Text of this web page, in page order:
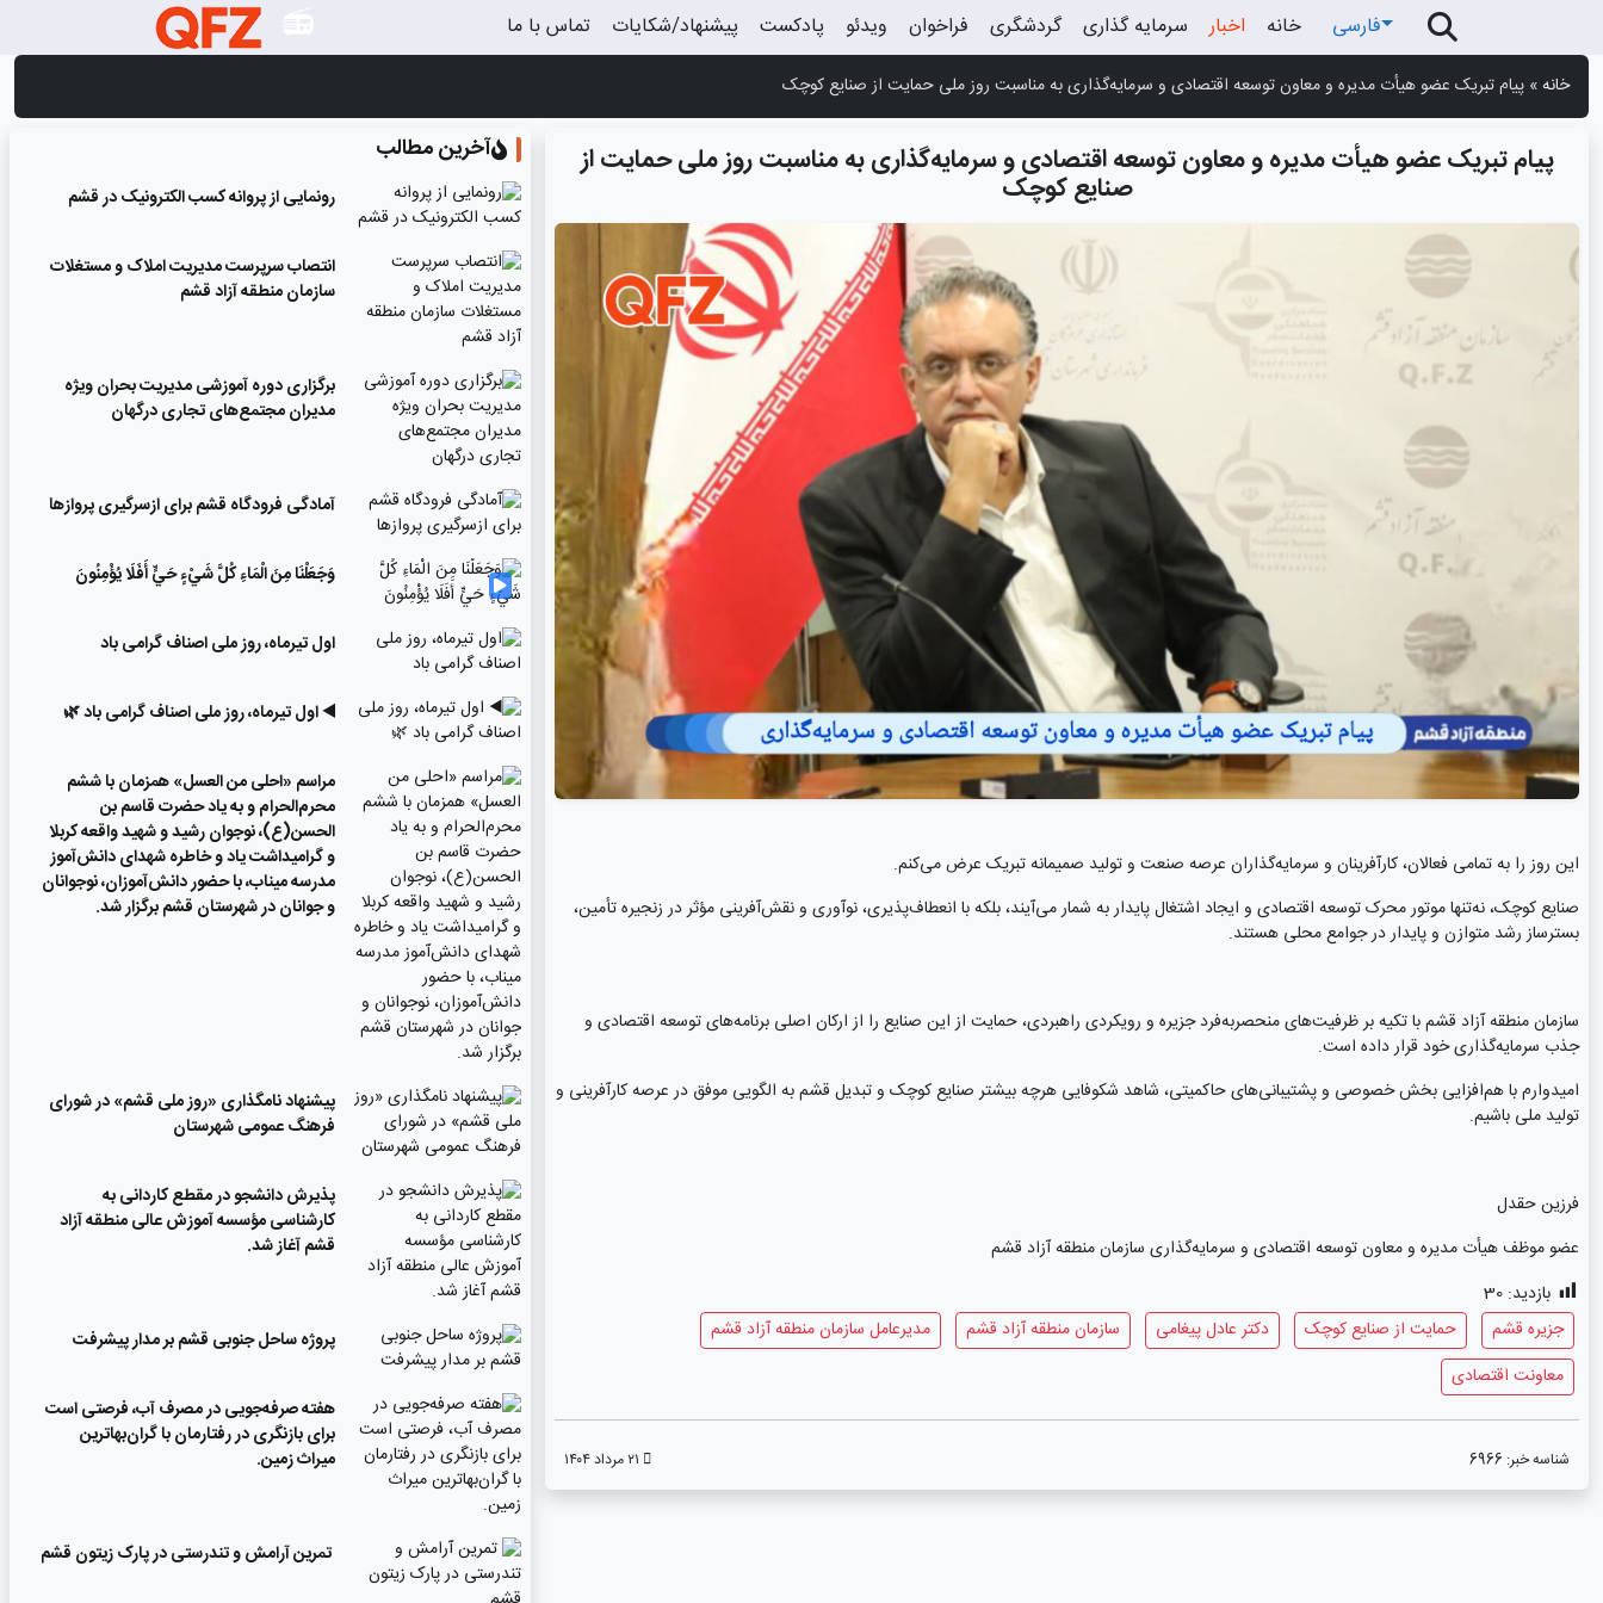
فارسی خانه اخبار سرمایه گذاری گردشگری فراخوان ویدئو پادکست پیشنهاد/شکایات تماس با ما
خانه» پیام تبریک عضو هیأت مدیره و معاون توسعه اقتصادی و سرمایه‌گذاری به مناسبت روز ملی حمایت از صنایع کوچک
پیام تبریک عضو هیأت مدیره و معاون توسعه اقتصادی و سرمایه‌گذاری به مناسبت روز ملی حمایت از
صنایع کوچک
این روز را به تمامی فعالان، کارآفرینان و سرمایه‌گذاران عرصه صنعت و تولید صمیمانه تبریک عرض می‌کنم.
صنایع کوچک، نه‌تنها موتور محرک توسعه اقتصادی و ایجاد اشتغال پایدار به شمار می‌آیند، بلکه با انعطاف‌پذیری، نوآوری و نقش‌آفرینی مؤثر در زنجیره تأمین،
بسترساز رشد متوازن و پایدار در جوامع محلی هستند.
سازمان منطقه آزاد قشم با تکیه بر ظرفیت‌های منحصربه‌فرد جزیره و رویکردی راهبردی، حمایت از این صنایع را از ارکان اصلی برنامه‌های توسعه اقتصادی و
جذب سرمایه‌گذاری خود قرار داده است.
امیدوارم با هم‌افزایی بخش خصوصی و پشتیبانی‌های حاکمیتی، شاهد شکوفایی هرچه بیشتر صنایع کوچک و تبدیل قشم به الگویی موفق در عرصه کارآفرینی و
تولید ملی باشیم.
فرزین حقدل
عضو موظف هیأت مدیره و معاون توسعه اقتصادی و سرمایه‌گذاری سازمان منطقه آزاد قشم
بازدید: 30
جزیره قشم
حمایت از صنایع کوچک دکتر عادل پیغامی سازمان منطقه آزاد قشم
مدیرعامل سازمان منطقه آزاد قشم
معاونت اقتصادی
شناسه خبر:
آخرین مطالب
رونمایی از پروانه کسب الکترونیک در قشم
انتصاب سرپرست مدیریت املاک و مستغلات
سازمان منطقه آزاد قشم
برگزاری دوره آموزشی مدیریت بحران ویژه
مدیران مجتمع‌های تجاری درگهان
آمادگی فرودگاه قشم برای ازسرگیری پروازها
وَجَعَلْنَا مِنَ الْمَاءِ كُلَّ شَيْءٍ حَيٍّ أَفَلَا يُؤْمِنُونَ
اول تیرماه، روز ملی اصناف گرامی باد
◀️ اول تیرماه، روز ملی اصناف گرامی باد 🌿
مراسم «احلی من العسل» همزمان با ششم
محرم‌الحرام و به یاد حضرت قاسم بن
الحسن(ع)، نوجوان رشید و شهید واقعه کربلا
و گرامیداشت یاد و خاطره شهدای دانش‌آموز
مدرسه میناب، با حضور دانش‌آموزان، نوجوانان
و جوانان در شهرستان قشم برگزار شد.
پیشنهاد نامگذاری «روز ملی قشم» در شورای
فرهنگ عمومی شهرستان
پذیرش دانشجو در مقطع کاردانی به
کارشناسی مؤسسه آموزش عالی منطقه آزاد
قشم آغاز شد.
پروژه ساحل جنوبی قشم بر مدار پیشرفت
‌هفته صرفه‌جویی در مصرف آب، فرصتی است
برای بازنگری در رفتارمان با گران‌بهاترین
میراث زمین.
تمرین آرامش و تندرستی در پارک زیتون قشم